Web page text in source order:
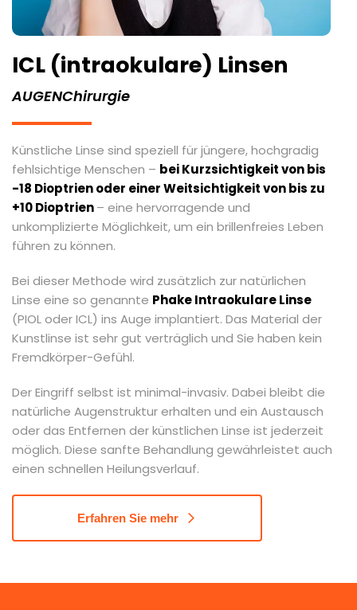
ICL (intraokulare) Linsen
AUGENChirurgie
Künstliche Linse sind speziell für jüngere, hochgradig
fehlsichtige Menschen – bei Kurzsichtigkeit von bis
-18 Dioptrien oder einer Weitsichtigkeit von bis zu
+10 Dioptrien– eine hervorragende und
unkomplizierte Möglichkeit, um ein brillenfreies Leben
führen zu können.
Bei dieser Methode wird zusätzlich zur natürlichen
Linse eine so genannte Phake Intraokulare Linse
(PIOL oder ICL) ins Auge implantiert. Das Material der
Kunstlinse ist sehr gut verträglich und Sie haben kein
Fremdkörper-Gefühl.
Der Eingriff selbst ist minimal-invasiv. Dabei bleibt die
natürliche Augenstruktur erhalten und ein Austausch
oder das Entfernen der künstlichen Linse ist jederzeit
möglich. Diese sanfte Behandlung gewährleistet auch
einen schnellen Heilungsverlauf.
Erfahren Sie mehr